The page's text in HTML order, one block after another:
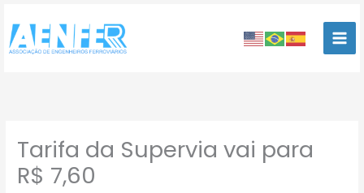
para
conteúdo
Tarifa da Supervia vai para
R$ 7,60